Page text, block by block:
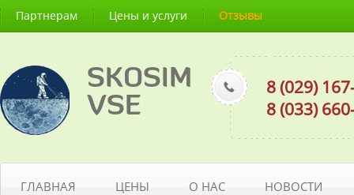
Партнерам Цены и услуги Отзывы
SKOSIM
VSE
8 (029)
8 (033)
ГЛАВНАЯ ЦЕНЫ О НАС НОВОСТИ